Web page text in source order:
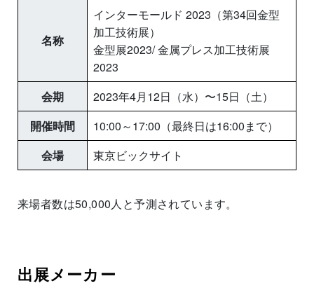
名称
インターモールド 2023（第34回金型
加工技術展）
金型展2023/ 金属プレス加工技術展
2023
会期
2023年4月12日（水）〜15日（土）
開催時間
10:00～17:00（最終日は16:00まで）
会場
東京ビックサイト
来場者数は50,000人と予測されています。
出展メーカー